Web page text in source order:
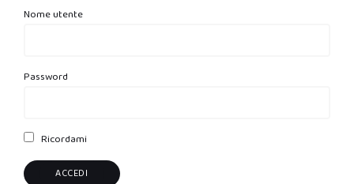
Nome utente
Password
Ricordami